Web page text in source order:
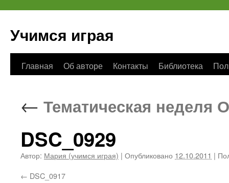
Учимся играя
Перейти
содержимому
Главная Об авторе Контакты Библиотека
← Тематическая неделя
DSC_0929
Автор: Мария (учимся играя) | Опубликовано 12.10.2011 |
DSC_0917